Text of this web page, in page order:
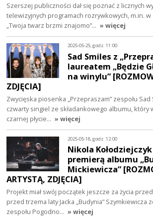
Szerszej publiczności dał się poznać z licznych
telewizyjnych programach rozrywkowych, m.in. w
„Twoja twarz brzmi znajomo”… » więcej
2025-05-25, godz. 11:00
Sad Smiles z
laureatem „Będzie
na winylu”
ZDJĘCIA]
Zwycięska piosenka „Przepraszam” zespołu
czwarty singiel ze składankowego albumu, który
czarnej płycie… » więcej
2025-05-18, godz. 12:00
Nikola
premierą albumu
Mickiewicza”
ARTYSTĄ, ZDJĘCIA]
Projekt miał swój początek jeszcze za życia
przed trzema laty Jacka „Budynia” Szymkiewicza
zespołu Pogodno… » więcej